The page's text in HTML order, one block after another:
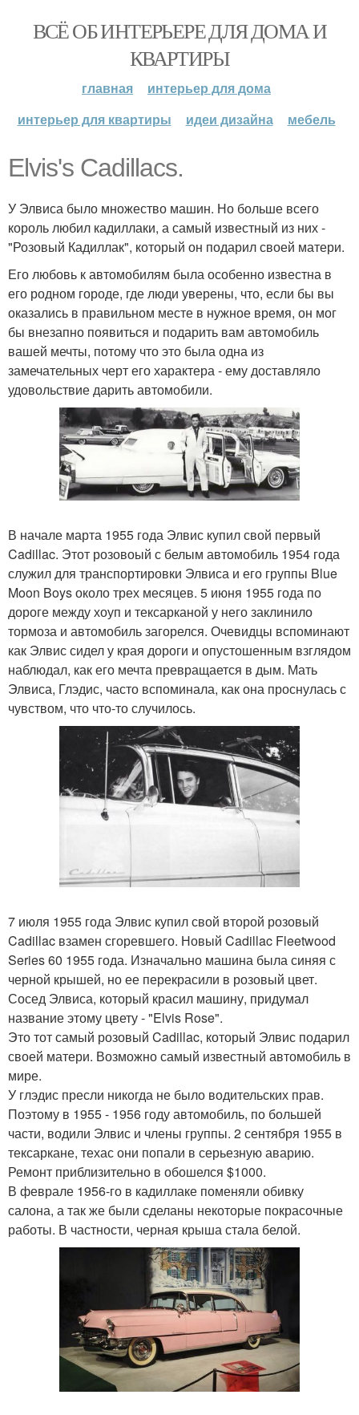
ВСЁ ОБ ИНТЕРЬЕРЕ ДЛЯ ДОМА И
КВАРТИРЫ
главная
интерьер для дома
интерьер для квартиры
идеи дизайна мебель
Elvis's Cadillacs.
У Элвиса было множество машин. Но больше всего
король любил кадиллаки, а самый известный из них -
"Розовый Кадиллак", который он подарил своей матери.
Его любовь к автомобилям была особенно известна в
его родном городе, где люди уверены, что, если бы вы
оказались в правильном месте в нужное время, он мог
бы внезапно появиться и подарить вам автомобиль
вашей мечты, потому что это была одна из
замечательных черт его характера - ему доставляло
удовольствие дарить автомобили.
В начале марта 1955 года Элвис купил свой первый
Cadillac. Этот розовоый с белым автомобиль 1954 года
служил для транспортировки Элвиса и его группы Blue
Moon Boys около трех месяцев. 5 июня 1955 года по
дороге между хоуп и тексарканой у него заклинило
тормоза и автомобиль загорелся. Очевидцы вспоминают
как Элвис сидел у края дороги и опустошенным взглядом
наблюдал, как его мечта превращается в дым. Мать
Элвиса, Глэдис, часто вспоминала, как она проснулась с
чувством, что что-то случилось.
7 июля 1955 года Элвис купил свой второй розовый
Cadillac взамен сгоревшего. Новый Cadillac Fleetwood
Series 60 1955 года. Изначально машина была синяя с
черной крышей, но ее перекрасили в розовый цвет.
Сосед Элвиса, который красил машину, придумал
название этому цвету - "Elvis Rose".
Это тот самый розовый Cadillac, который Элвис подарил
своей матери. Возможно самый известный автомобиль в
мире.
У глэдис пресли никогда не было водительских прав.
Поэтому в 1955 - 1956 году автомобиль, по большей
части, водили Элвис и члены группы. 2 сентября 1955 в
тексаркане, техас они попали в серьезную аварию.
Ремонт приблизительно в обошелся $1000.
В феврале 1956-го в кадиллаке поменяли обивку
салона, а так же были сделаны некоторые покрасочные
работы. В частности, черная крыша стала белой.